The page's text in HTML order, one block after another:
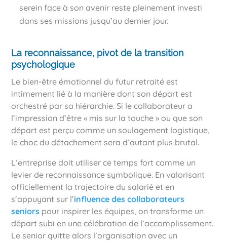
serein face à son avenir reste pleinement investi
dans ses missions jusqu’au dernier jour.
La reconnaissance, pivot de la transition
psychologique
Le bien-être émotionnel du futur retraité est
intimement lié à la manière dont son départ est
orchestré par sa hiérarchie. Si le collaborateur a
l’impression d’être « mis sur la touche » ou que son
départ est perçu comme un soulagement logistique,
le choc du détachement sera d’autant plus brutal.
L’entreprise doit utiliser ce temps fort comme un
levier de reconnaissance symbolique. En valorisant
officiellement la trajectoire du salarié et en
s’appuyant sur l’influence des collaborateurs
seniors pour inspirer les équipes, on transforme un
départ subi en une célébration de l’accomplissement.
Le senior quitte alors l’organisation avec un